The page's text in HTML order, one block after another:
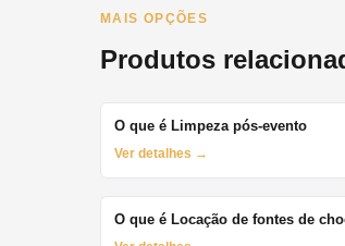
MAIS OPÇÕES
Produtos
O que é Limpeza pós-evento
Ver detalhes →
O que é Locação de fontes de